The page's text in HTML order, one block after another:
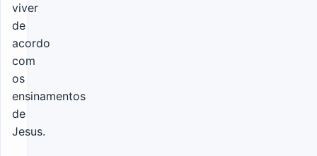
viver
de
acordo
com
os
ensinamentos
de
Jesus.